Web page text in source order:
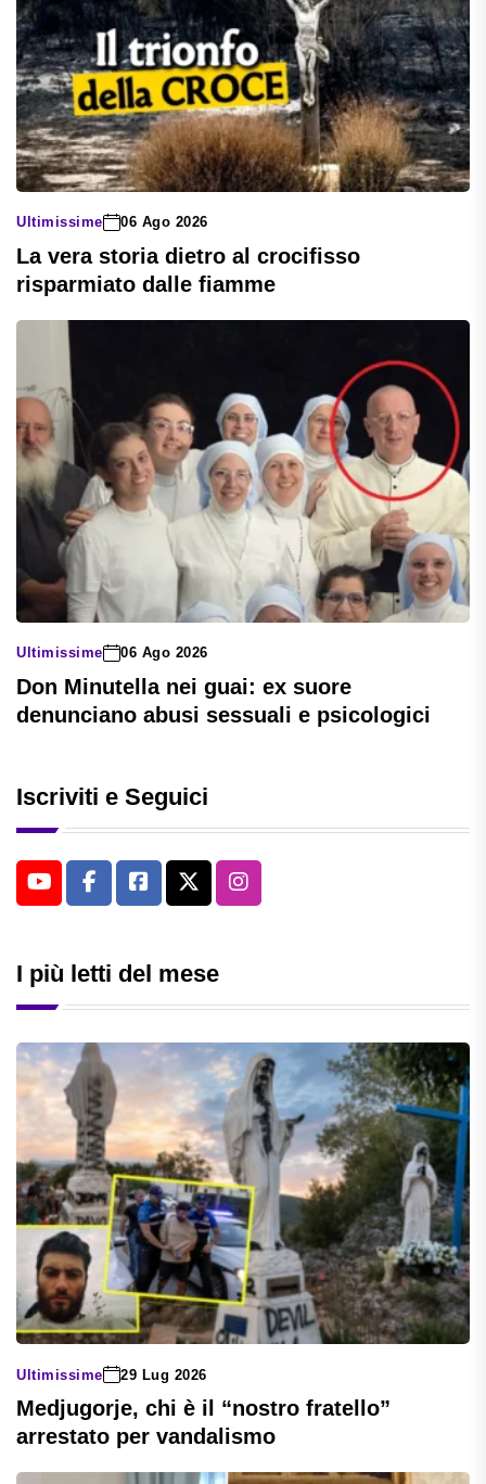
Ultimissime 06 Ago 2026
La vera storia dietro al crocifisso
risparmiato dalle fiamme
Ultimissime 06 Ago 2026
Don Minutella nei guai: ex suore
denunciano abusi sessuali e psicologici
Iscriviti e Seguici
I più letti del mese
Ultimissime 29 Lug 2026
Medjugorje, chi è il “nostro fratello”
arrestato per vandalismo